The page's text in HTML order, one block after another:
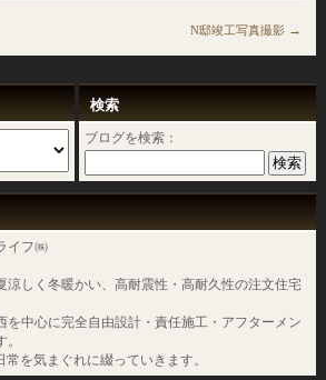
N邸竣工写真撮影 →
検索
ブログを検索：
イフ㈱
涼しく冬暖かい、高耐震性・高耐久性の注文住宅
を中心に完全自由設計・責任施工・アフターメン
を気まぐれに綴っていきます。